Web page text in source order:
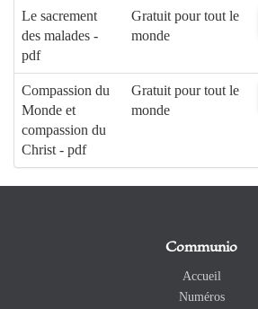
Le sacrement
des malades -
pdf
Gratuit pour tout le
monde
Compassion du
Monde et
compassion du
Christ - pdf
Gratuit pour tout le
monde
Communio
Accueil
Numéros